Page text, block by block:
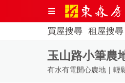
買屋搜尋 租屋搜尋
玉山路小筆農